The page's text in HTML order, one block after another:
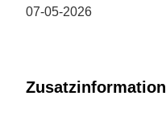
07-05-2026
Zusatzinformation